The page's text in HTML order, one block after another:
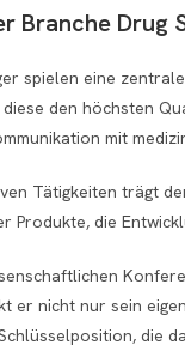
Branche Drug
spielen eine
den höchsten
mit
Tätigkeiten trägt
Produkte, die
er nicht nur sein
die